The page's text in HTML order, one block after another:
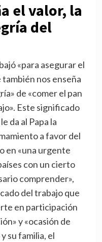
el valor, la
del
«para asegurar el
nos enseña
de «comer el pan
Este significado
da al Papa la
a favor del
en «una urgente
con un cierto
comprender»,
del trabajo que
en participación
y «ocasión de
su familia, el